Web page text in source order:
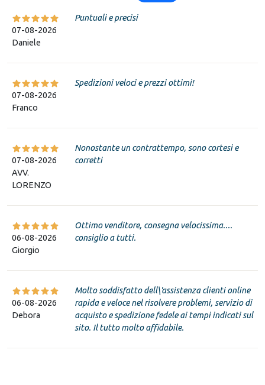
07-08-2026
Daniele
Puntuali e precisi
07-08-2026
Franco
Spedizioni veloci e prezzi ottimi!
07-08-2026
AVV.
LORENZO
Nonostante un contrattempo, sono cortesi e
corretti
06-08-2026
Giorgio
Ottimo venditore, consegna velocissima....
consiglio a tutti.
06-08-2026
Debora
Molto soddisfatto dell\'assistenza clienti online
rapida e veloce nel risolvere problemi, servizio di
acquisto e spedizione fedele ai tempi indicati sul
sito. Il tutto molto affidabile.